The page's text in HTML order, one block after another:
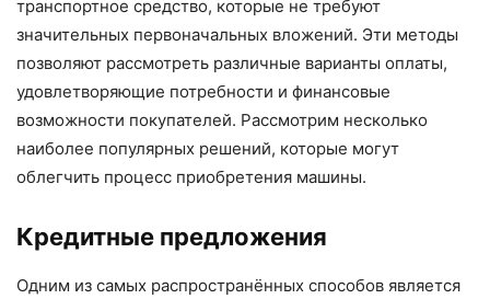
транспортное средство, которые не требуют
значительных первоначальных вложений. Эти методы
позволяют рассмотреть различные варианты оплаты,
удовлетворяющие потребности и финансовые
возможности покупателей. Рассмотрим несколько
наиболее популярных решений, которые могут
облегчить процесс приобретения машины.
Кредитные предложения
Одним из самых распространённых способов является